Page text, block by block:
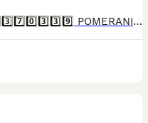
Luxury Puppies Kennel ☎️6️⃣0️⃣4️⃣3️⃣7️⃣0️⃣3️⃣3️⃣9️⃣ POMERANIA PURA RAZA OJOS AZULES EXOTICOS EXCLUSIVOS Somos centro canino y asesores caninos .PROFESIONALES 🤝. Todos nuestros cachorros se entregan con contrato y garantías . Luxury Puppies Kennel: Todos nuestros cachorros se entregan con contrato y previa reserva , siempre con garantías víricas y congenitas . Se entregan revisado veterinario * Contrato ,garantías víricas y congénitas 📝 * Cartilla sanitaria 🪪 * Vacunas al día .💉 * Revisión veterinaria 📋 *Informe previo a la entrega por el veterinario y exploración completa de tu cachorro ⛑️ que incluye : ✓collar cachorro 🐕 ✓ correa cachorro .🐕 ✓ juguete cachorro 🐕 correa y collar y jueguete ✓ pasaporte a nombre del nuevo propietario.📘 ✓ chip identificativo. 🏷️ ✓ Bolsa de pienso Tenemos también otras razas .Lulú pomerania ,bichón maltés coreano ,yorshire terrier ,chihuahua,caniches toy y enanos maltipoo apricot . Te buscamos tú cachorro por encargo .Haz tú reserva Pide tu cita📩 en el 604370339 Y dejanos tu contacto ☎️precios desde...Luxury Puppies Kennel ☎️6️⃣0️⃣4️⃣3️⃣7️⃣0️⃣3️⃣3️⃣9️⃣ Somos centro canino y asesores caninos .PROFESIONALES 🤝. Todos nuestros cachorros se entregan con contrato y garantías . Luxury Puppies Kennel: Todos nuestros cachorros se entregan con contrato y previa reserva , siempre con garantías víricas y congenitas . Se entregan revisado veterinario * Contrato ,garantías víricas y congénitas 📝 * Cartilla sanitaria 🪪 * Vacunas al día .💉 * Revisión veterinaria 📋 *Informe previo a la entrega por el veterinario y exploración completa de tu cachorro ⛑️ que incluye : ✓collar cachorro 🐕 ✓ correa cachorro .🐕 ✓ juguete cachorro 🐕 correa y collar y jueguete ✓ pasaporte a nombre del nuevo propietario.📘 ✓ chip identificativo. 🏷️ ✓ Bolsa de pienso Tenemos también otras razas .Lulú pomerania ,bichón maltés coreano ,yorshire terrier ,chihuahua,caniches toy y enanos maltipoo apricot . Te buscamos tú cachorro por encargo .Haz tú reserva Pide tu cita📩 en el 604370339 Y dejanos tu contacto ☎️precios desde...